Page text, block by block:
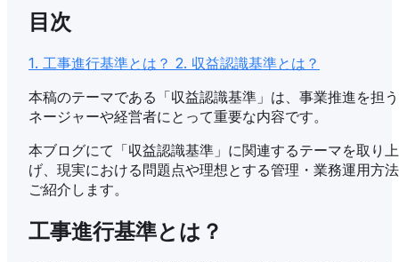
目次
1. 工事進行基準とは？ 2. 収益認識基準とは？
本稿のテーマである「収益認識基準」は、事業推進を担
ネージャーや経営者にとって重要な内容です。
本ブログにて「収益認識基準」に関連するテーマを取り上
げ、現実における問題点や理想とする管理・業務運用方
ご紹介します。
工事進行基準とは？